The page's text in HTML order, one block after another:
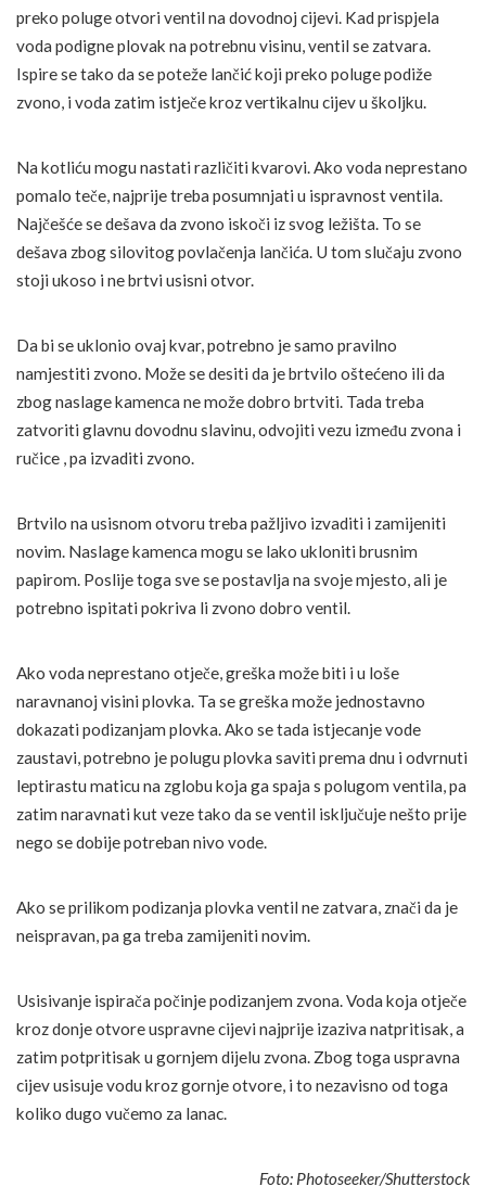
preko poluge otvori ventil na dovodnoj cijevi. Kad prispjela
voda podigne plovak na potrebnu visinu, ventil se zatvara.
Ispire se tako da se poteže lančić koji preko poluge podiže
zvono, i voda zatim istječe kroz vertikalnu cijev u školjku.
Na kotliću mogu nastati različiti kvarovi. Ako voda neprestano
pomalo teče, najprije treba posumnjati u ispravnost ventila.
Najčešće se dešava da zvono iskoči iz svog ležišta. To se
dešava zbog silovitog povlačenja lančića. U tom slučaju zvono
stoji ukoso i ne brtvi usisni otvor.
Da bi se uklonio ovaj kvar, potrebno je samo pravilno
namjestiti zvono. Može se desiti da je brtvilo oštećeno ili da
zbog naslage kamenca ne može dobro brtviti. Tada treba
zatvoriti glavnu dovodnu slavinu, odvojiti vezu između zvona i
ručice , pa izvaditi zvono.
Brtvilo na usisnom otvoru treba pažljivo izvaditi i zamijeniti
novim. Naslage kamenca mogu se lako ukloniti brusnim
papirom. Poslije toga sve se postavlja na svoje mjesto, ali je
potrebno ispitati pokriva li zvono dobro ventil.
Ako voda neprestano otječe, greška može biti i u loše
naravnanoj visini plovka. Ta se greška može jednostavno
dokazati podizanjam plovka. Ako se tada istjecanje vode
zaustavi, potrebno je polugu plovka saviti prema dnu i odvrnuti
leptirastu maticu na zglobu koja ga spaja s polugom ventila, pa
zatim naravnati kut veze tako da se ventil isključuje nešto prije
nego se dobije potreban nivo vode.
Ako se prilikom podizanja plovka ventil ne zatvara, znači da je
neispravan, pa ga treba zamijeniti novim.
Usisivanje ispirača počinje podizanjem zvona. Voda koja otječe
kroz donje otvore uspravne cijevi najprije izaziva natpritisak, a
zatim potpritisak u gornjem dijelu zvona. Zbog toga uspravna
cijev usisuje vodu kroz gornje otvore, i to nezavisno od toga
koliko dugo vučemo za lanac.
Foto: Photoseeker/Shutterstock